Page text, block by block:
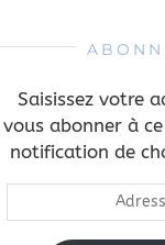
Saisissez votre
vous abonner à
notification de
e-